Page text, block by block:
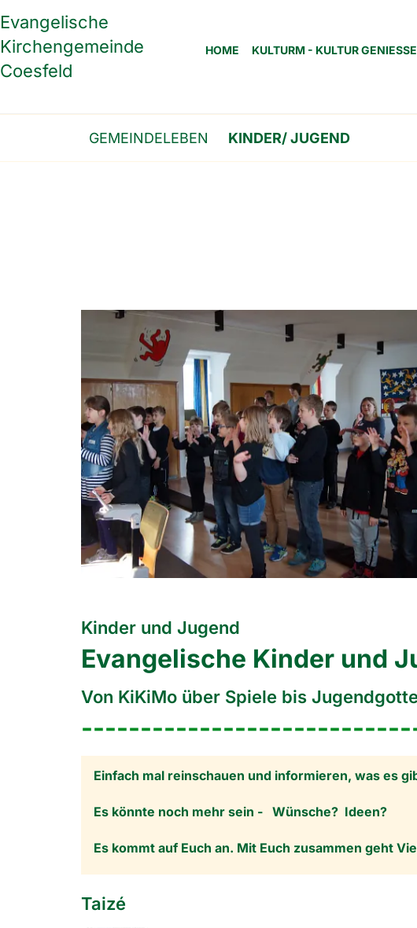
Evangelische
Kirchengemeinde
Coesfeld
HOME KULTURM - KULTUR
GEMEINDELEBEN KINDER/ JUGEND
Kinder und Jugend
Evangelische Kinder und
Von KiKiMo über Spiele bis
Einfach mal reinschauen und informieren, was es
Es könnte noch mehr sein - Wünsche? Ideen?
Es kommt auf Euch an. Mit Euch zusammen geht
Taizé